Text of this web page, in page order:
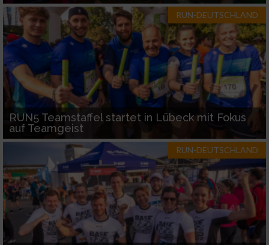
RUN-DEUTSCHLAND
RUN5 Teamstaffel startet in Lübeck mit Fokus
auf Teamgeist
RUN-DEUTSCHLAND